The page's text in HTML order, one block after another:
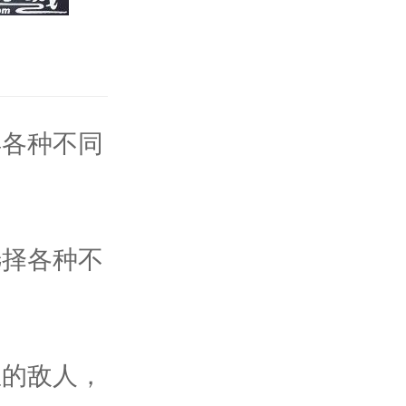
种不同
各种不
敌人，